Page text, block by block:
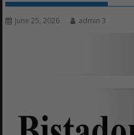
June 25, 2026 admin 3